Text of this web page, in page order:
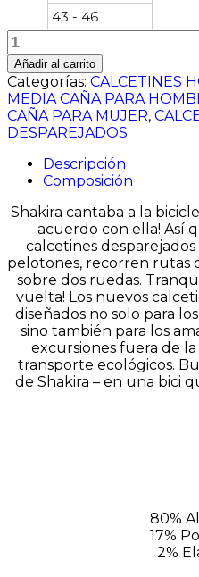
43 - 46
The
Bicycles
cantidad
Añadir al carrito
Categorías: CALCETINES
MEDIA CAÑA PARA
CAÑA PARA MUJER,
DESPAREJADOS
Descripción
Composición
Shakira cantaba a la
acuerdo con ella! Así
calcetines
pelotones, recorren rutas
sobre dos ruedas.
vuelta! Los nuevos
diseñados no solo para
sino también para los
excursiones fuera de
transporte ecológicos.
de Shakira – en una bici
80%
17%
2%